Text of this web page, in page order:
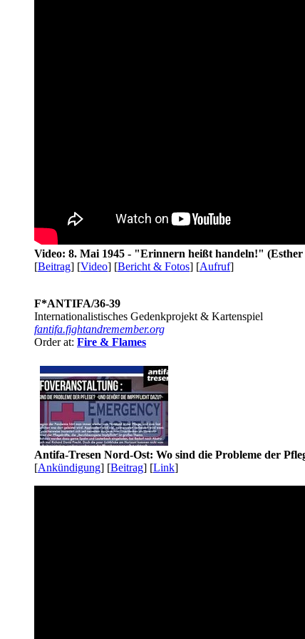
Video: 8. Mai 1945 - "Erinnern heißt handeln!"
[Beitrag] [Video] [Bericht & Fotos] [Aufruf]
F*ANTIFA/36-39
Internationalistisches Gedenkprojekt & Kartenspiel
fantifa.fightandremember.org
Order at: Fire & Flames
Antifa-Tresen Nord-Ost: Wo sind die Probleme der
[Ankündigung] [Beitrag] [Link]